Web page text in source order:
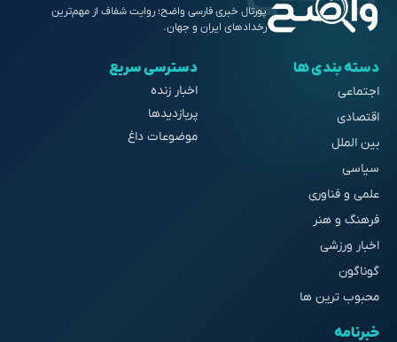
پورتال خبری فارسی واضح؛ روایت شفاف از مهم‌ترین
رخدادهای ایران و جهان.
دسته بندی ها
اجتماعی
اقتصادی
بین الملل
سیاسی
علمی و فناوری
فرهنگ و هنر
اخبار ورزشی
گوناگون
محبوب ترین ها
دسترسی سریع
اخبار زنده
پربازدیدها
موضوعات داغ
خبرنامه